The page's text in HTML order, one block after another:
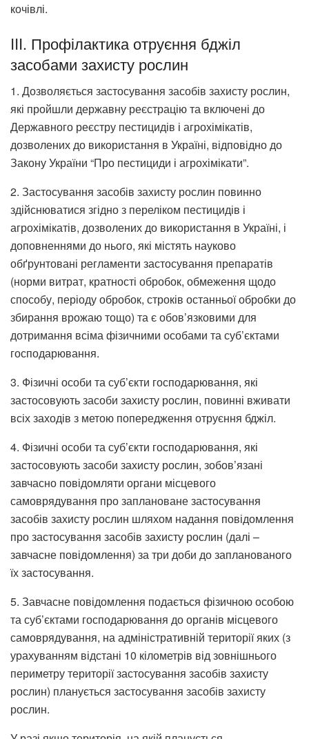
кочівлі.
III. Профілактика отруєння бджіл
засобами захисту рослин
1. Дозволяється застосування засобів захисту рослин,
які пройшли державну реєстрацію та включені до
Державного реєстру пестицидів і агрохімікатів,
дозволених до використання в Україні, відповідно до
Закону України “Про пестициди і агрохімікати”.
2. Застосування засобів захисту рослин повинно
здійснюватися згідно з переліком пестицидів і
агрохімікатів, дозволених до використання в Україні, і
доповненнями до нього, які містять науково
обґрунтовані регламенти застосування препаратів
(норми витрат, кратності обробок, обмеження щодо
способу, періоду обробок, строків останньої обробки до
збирання врожаю тощо) та є обов’язковими для
дотримання всіма фізичними особами та суб’єктами
господарювання.
3. Фізичні особи та суб’єкти господарювання, які
застосовують засоби захисту рослин, повинні вживати
всіх заходів з метою попередження отруєння бджіл.
4. Фізичні особи та суб’єкти господарювання, які
застосовують засоби захисту рослин, зобов’язані
завчасно повідомляти органи місцевого
самоврядування про заплановане застосування
засобів захисту рослин шляхом надання повідомлення
про застосування засобів захисту рослин (далі –
завчасне повідомлення) за три доби до запланованого
їх застосування.
5. Завчасне повідомлення подається фізичною особою
та суб’єктами господарювання до органів місцевого
самоврядування, на адміністративній території яких (з
урахуванням відстані 10 кілометрів від зовнішнього
периметру території застосування засобів захисту
рослин) планується застосування засобів захисту
рослин.